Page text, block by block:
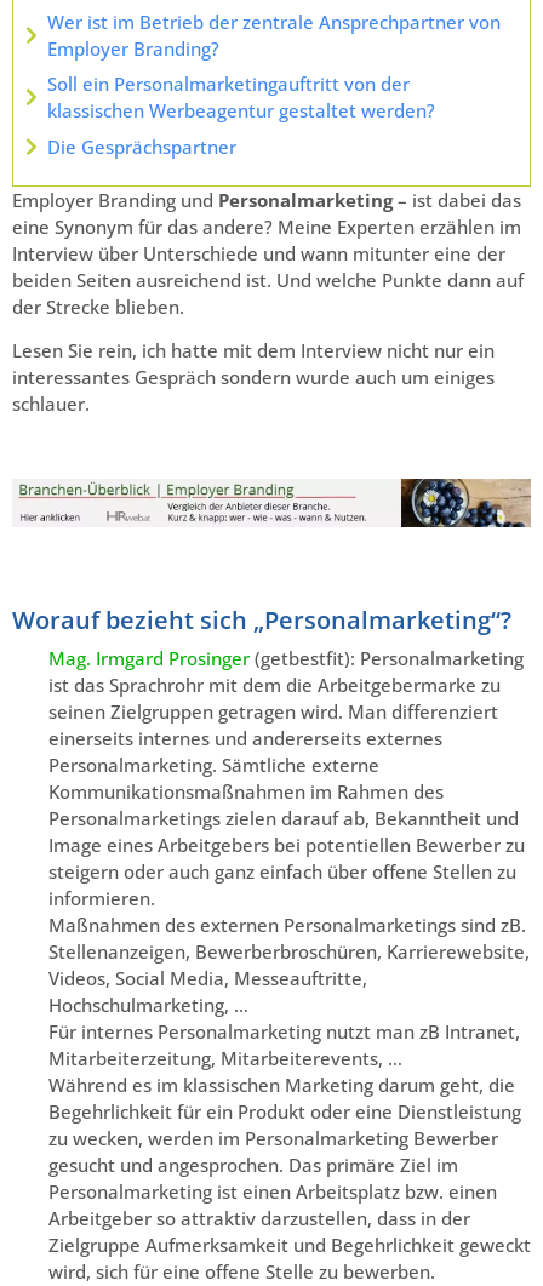
Wer ist im Betrieb der zentrale Ansprechpartner von
Employer Branding?
Soll ein Personalmarketingauftritt von der
klassischen Werbeagentur gestaltet werden?
Die Gesprächspartner
Employer Branding und Personalmarketing– ist dabei das
eine Synonym für das andere? Meine Experten erzählen im
Interview über Unterschiede und wann mitunter eine der
beiden Seiten ausreichend ist. Und welche Punkte dann auf
der Strecke blieben.
Lesen Sie rein, ich hatte mit dem Interview nicht nur ein
interessantes Gespräch sondern wurde auch um einiges
schlauer.
Worauf bezieht sich „Personalmarketing“?
Mag. Irmgard Prosinger (getbestfit): Personalmarketing
ist das Sprachrohr mit dem die Arbeitgebermarke zu
seinen Zielgruppen getragen wird. Man differenziert
einerseits internes und andererseits externes
Personalmarketing. Sämtliche externe
Kommunikationsmaßnahmen im Rahmen des
Personalmarketings zielen darauf ab, Bekanntheit und
Image eines Arbeitgebers bei potentiellen Bewerber zu
steigern oder auch ganz einfach über offene Stellen zu
informieren.
Maßnahmen des externen Personalmarketings sind zB.
Stellenanzeigen, Bewerberbroschüren, Karrierewebsite,
Videos, Social Media, Messeauftritte,
Hochschulmarketing, …
Für internes Personalmarketing nutzt man zB Intranet,
Mitarbeiterzeitung, Mitarbeiterevents, …
Während es im klassischen Marketing darum geht, die
Begehrlichkeit für ein Produkt oder eine Dienstleistung
zu wecken, werden im Personalmarketing Bewerber
gesucht und angesprochen. Das primäre Ziel im
Personalmarketing ist einen Arbeitsplatz bzw. einen
Arbeitgeber so attraktiv darzustellen, dass in der
Zielgruppe Aufmerksamkeit und Begehrlichkeit geweckt
wird, sich für eine offene Stelle zu bewerben.